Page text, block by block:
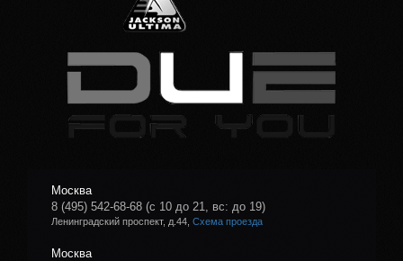
Москва
8 (495) 542-68-68 (с 10 до 21, вс: до 19)
Ленинградский проспект, д.44, Схема проезда
Москва